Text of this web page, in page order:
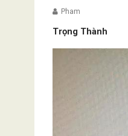
Pham
Trọng Thành